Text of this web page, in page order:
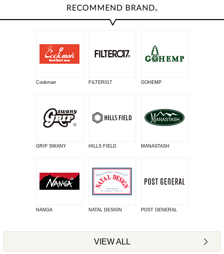
Cookman FILTER017 GOHEMP
GRIP SWANY HILLS FIELD MANASTASH
NANGA NATAL DESIGN POST GENERAL
VIEW ALL